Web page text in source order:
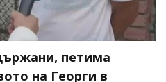
петима
на Георги в